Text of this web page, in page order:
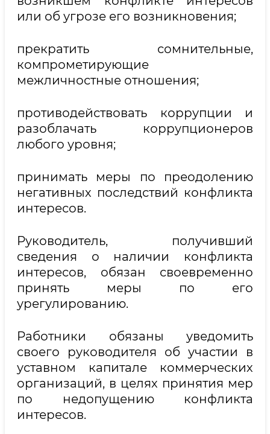
или об угрозе его возникновения;
прекратить сомнительные,
компрометирующие
межличностные отношения;
противодействовать коррупции и
разоблачать коррупционеров
любого уровня;
принимать меры по преодолению
негативных последствий конфликта
интересов.
Руководитель, получивший
сведения о наличии конфликта
интересов, обязан своевременно
принять меры по его
урегулированию.
Работники обязаны уведомить
своего руководителя об участии в
уставном капитале коммерческих
организаций, в целях принятия мер
по недопущению конфликта
интересов.